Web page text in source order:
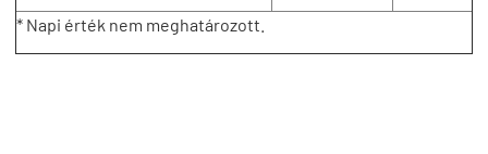
* Napi érték nem meghatározott.